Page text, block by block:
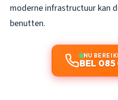
moderne infrastructuur kan
benutten.
NU
BEL 085